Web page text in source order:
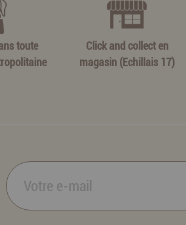
toute
Click and collect en
magasin (Echillais 17)